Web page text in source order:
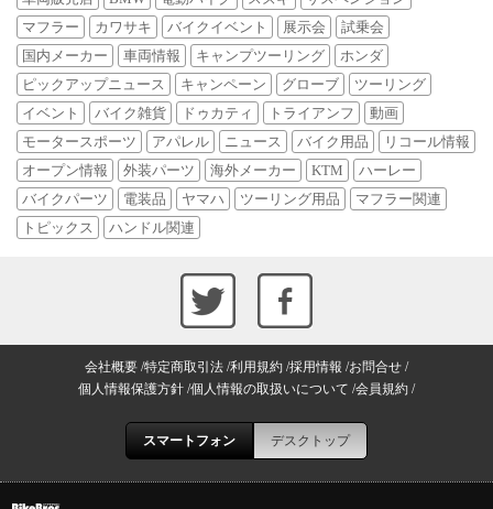
マフラー
カワサキ バイクイベント 展示会
試乗会
国内メーカー
車両情報 キャンプツーリング
ホンダ
ピックアップニュース
キャンペーン グローブ
ツーリング
イベント
バイク雑貨 ドゥカティ トライアンフ
動画
モータースポーツ
アパレル ニュース バイク用品
リコール情報
オープン情報
外装パーツ 海外メーカー KTM
ハーレー
バイクパーツ
電装品 ヤマハ ツーリング用品
マフラー関連
トピックス
ハンドル関連
会社概要 特定商取引法 利用規約 採用情報 お問合せ
個人情報保護方針 個人情報の取扱いについて 会員規約
スマートフォン デスクトップ